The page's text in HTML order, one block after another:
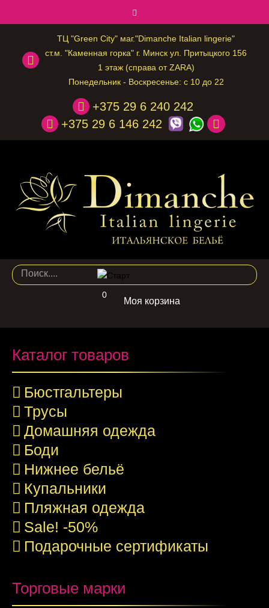
ТЦ "Green City" маг."Dimanche Italian lingerie"
ст.м. "Каменная горка" г. Минск ул. Притыцкого 156
1 этаж (справа от ZARA)
Понедельник - Воскресенье: с 10 до 22
+375 29 6 240 242
+375 29 6 146 242
0
Моя корзина
Каталог товаров
Бюстгальтеры
Трусы
Домашняя одежда
Боди
Нижнее бельё
Купальники
Пляжная одежда
Sale! -50%
Подарочные сертификаты
Торговые марки